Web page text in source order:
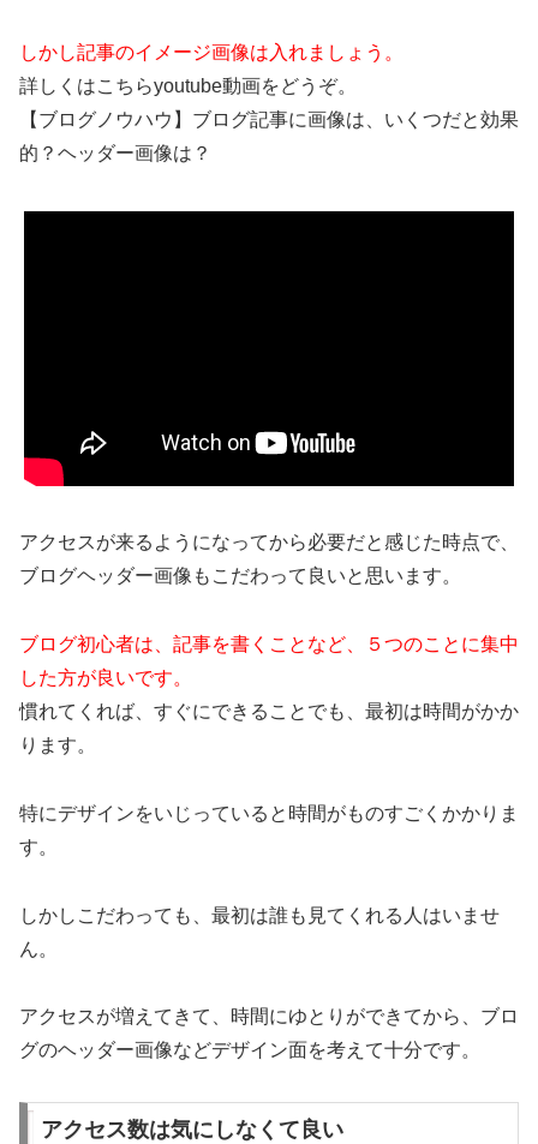
しかし記事のイメージ画像は入れましょう。
詳しくはこちらyoutube動画をどうぞ。
【ブログノウハウ】ブログ記事に画像は、いくつだと効果
的？ヘッダー画像は？
アクセスが来るようになってから必要だと感じた時点で、
ブログヘッダー画像もこだわって良いと思います。
ブログ初心者は、記事を書くことなど、５つのことに集中
した方が良いです。
慣れてくれば、すぐにできることでも、最初は時間がかか
ります。
特にデザインをいじっていると時間がものすごくかかりま
す。
しかしこだわっても、最初は誰も見てくれる人はいませ
ん。
アクセスが増えてきて、時間にゆとりができてから、ブロ
グのヘッダー画像などデザイン面を考えて十分です。
アクセス数は気にしなくて良い